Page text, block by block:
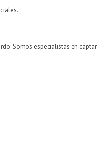
Somos especialistas en